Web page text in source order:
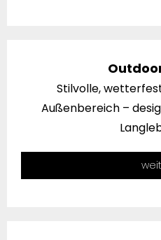
Stilvolle,
Außenbereich –